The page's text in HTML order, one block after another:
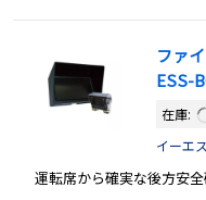
ファ
ESS-
在庫:
イーエ
運転席から確実な後方安全